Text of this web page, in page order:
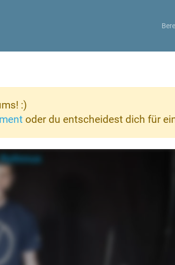
:)
oder du entscheidest dich für